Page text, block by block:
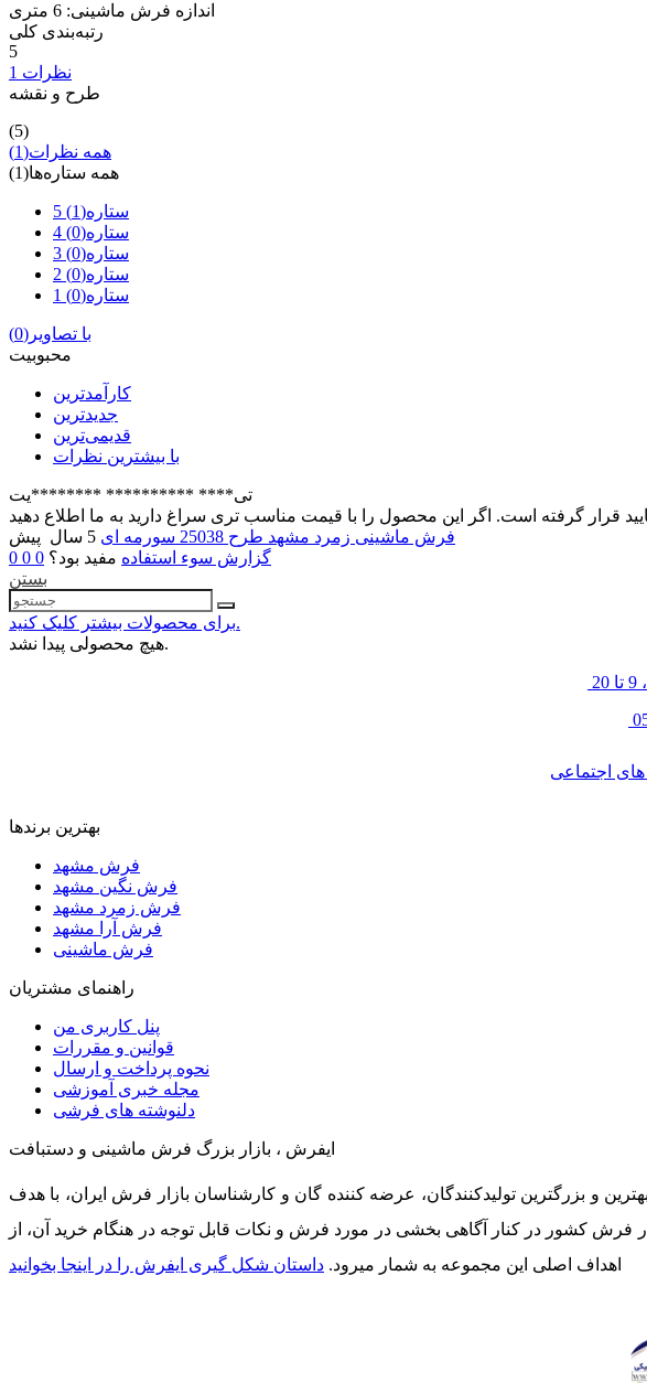
اندازه فرش ماشینی: 6 متری
رتبه‌بندی کلی
5
1 نظرات
طرح و نقشه
(5)
همه نظرات(1)
همه ستاره‌ها(1)
5 ستاره(1)
4 ستاره(0)
3 ستاره(0)
2 ستاره(0)
1 ستاره(0)
با تصاویر (0)
محبوبیت
کارآمدترین
جدیدترین
قدیمی‌ترین
با بیشترین نظرات
تی**** ********** ********یت
فرش ماشینی زمرد مشهد طرح 25038 سورمه ای
5 سال پیش
گزارش سوء استفاده مفید بود؟ 0
0
0
بستن
برای محصولات بیشتر کلیک کنید.
هیچ محصولی پیدا نشد.
بهترین برندها
فرش مشهد
فرش نگین مشهد
فرش زمرد مشهد
فرش آرا مشهد
فرش ماشینی
راهنمای مشتریان
پنل کاربری من
قوانین و مقررات
نحوه پرداخت و ارسال
مجله خبری آموزشی
دلنوشته های فرشی
ایفرش ، بازار بزرگ فرش ماشینی و دستبافت
و بزرگترین تولیدکنندگان، عرضه کننده گان و کارشناسان بازار فرش ایران، با هدف
فرش کشور در کنار آگاهی بخشی در مورد فرش و نکات قابل توجه در هنگام خرید آن، از
اهداف اصلی این مجموعه به شمار میرود. داستان شکل گیری ایفرش را در اینجا بخوانید